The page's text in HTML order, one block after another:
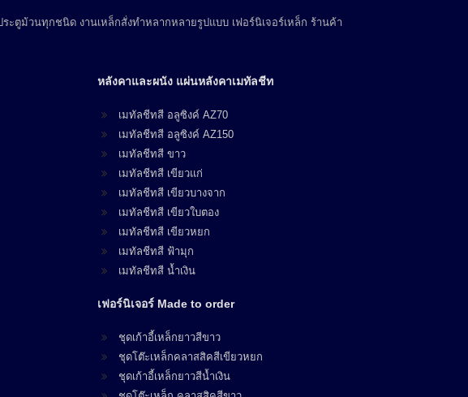
ตูม้วนทุกชนิด งานเหล็กสั่งทำหลากหลายรูปแบบ เฟอร์นิเจอร์เหล็ก ร้านค้า
หลังคาและผนัง แผ่นหลังคาเมทัลชีท
เมทัลชีทสี อลูซิงค์ AZ70
เมทัลชีทสี อลูซิงค์ AZ150
เมทัลชีทสี ขาว
เมทัลชีทสี เขียวแก่
เมทัลชีทสี เขียวบางจาก
เมทัลชีทสี เขียวใบตอง
เมทัลชีทสี เขียวหยก
เมทัลชีทสี ฟ้ามุก
เมทัลชีทสี น้ำเงิน
เฟอร์นิเจอร์ Made to order
ชุดเก้าอี้เหล็กยาวสีขาว
ชุดโต๊ะเหล็กคลาสสิคสีเขียวหยก
ชุดเก้าอี้เหล็กยาวสีน้ำเงิน